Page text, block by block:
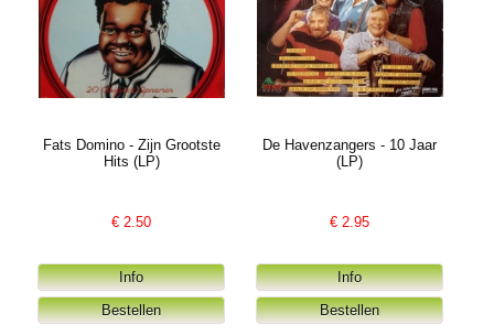
Fats Domino - Zijn Grootste
Hits (LP)
€ 2.50
De Havenzangers - 10 Jaar
(LP)
€ 2.95